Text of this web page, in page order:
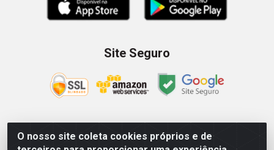
O nosso site coleta cookies próprios e de
Site Seguro
Zein Importação e Comércio LTDA - Av. Senador Queiróz, 274